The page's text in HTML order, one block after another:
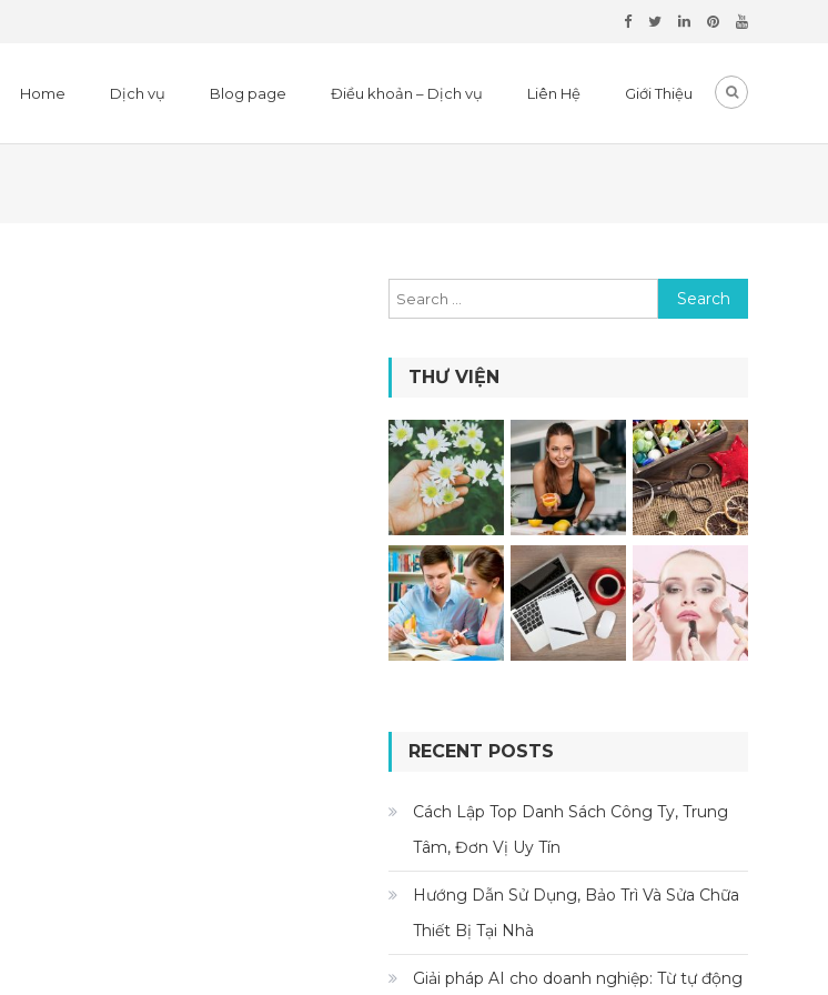
Home Dịch vụ Blog page Điều khoản – Dịch vụ Liên Hệ Giới Thiệu
Search for:
THƯ VIỆN
RECENT POSTS
Cách Lập Top Danh Sách Công Ty, Trung
Tâm, Đơn Vị Uy Tín
Hướng Dẫn Sử Dụng, Bảo Trì Và Sửa Chữa
Thiết Bị Tại Nhà
Giải pháp AI cho doanh nghiệp: Từ tự động